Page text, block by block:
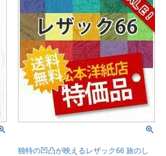
独特の凹凸が映えるレザック66 旅のし